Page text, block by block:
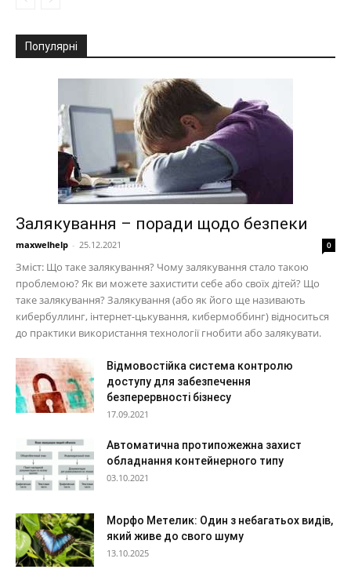
Популярні
Залякування – поради щодо безпеки
maxwelhelp - 25.12.2021 0
Зміст: Що таке залякування? Чому залякування стало такою
проблемою? Як ви можете захистити себе або своїх дітей? Що
таке залякування? Залякування (або як його ще називають
кибербуллинг, інтернет-цькування, кибермоббинг) відноситься
до практики використання технології гнобити або залякувати.
Відмовостійка система контролю
доступу для забезпечення
безперервності бізнесу
17.09.2021
Автоматична протипожежна захист
обладнання контейнерного типу
03.10.2021
Морфо Метелик: Один з небагатьох видів,
який живе до свого шуму
13.10.2025